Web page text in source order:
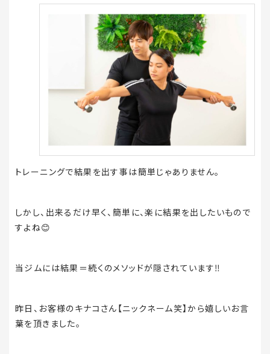
トレーニングで結果を出す事は簡単じゃありません。
しかし、出来るだけ早く、簡単に、楽に結果を出したいもので
すよね😊
当ジムには結果＝続くのメソッドが隠されています‼️
昨日、お客様のキナコさん【ニックネーム笑】から嬉しいお言
葉を頂きました。